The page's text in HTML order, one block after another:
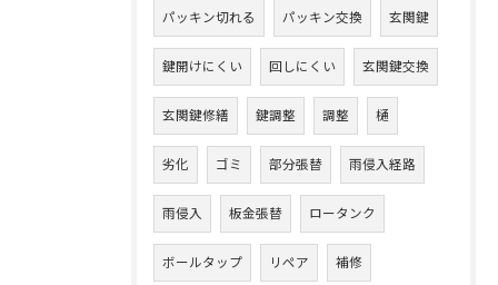
パッキン切れる パッキン交換 玄関鍵
鍵開けにくい 回しにくい 玄関鍵交換
玄関鍵修繕 鍵調整 調整 樋
劣化 ゴミ 部分張替 雨侵入経路
雨侵入 板金張替 ロータンク
ボールタップ リペア 補修